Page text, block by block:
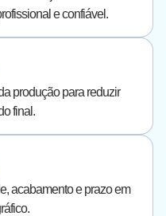
e confiável.
produção para reduzir
final.
acabamento e prazo em